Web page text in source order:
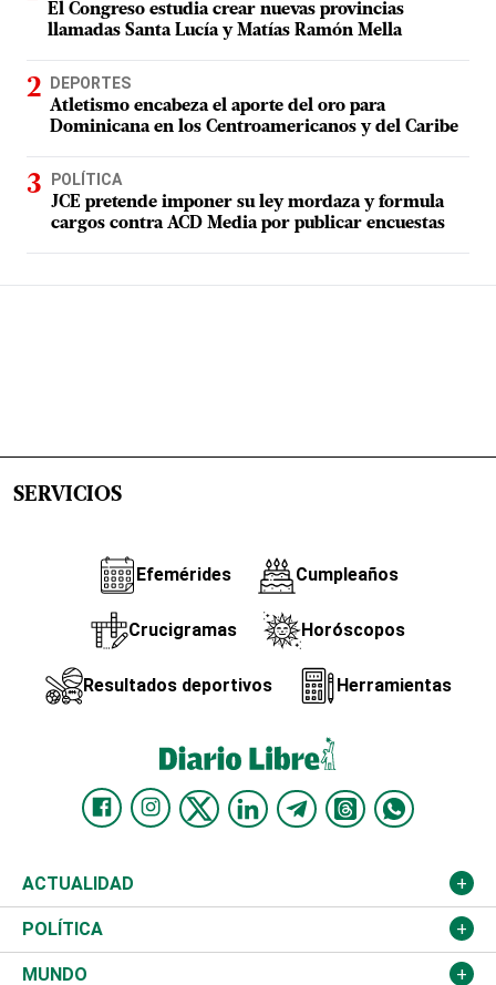
El Congreso estudia crear nuevas provincias
llamadas Santa Lucía y Matías Ramón Mella
DEPORTES
Atletismo encabeza el aporte del oro para
Dominicana en los Centroamericanos y del Caribe
POLÍTICA
JCE pretende imponer su ley mordaza y formula
cargos contra ACD Media por publicar encuestas
SERVICIOS
Efemérides Cumpleaños
Crucigramas Horóscopos
Resultados deportivos Herramientas
ACTUALIDAD
Nacional
Ciudad
POLÍTICA
Partidos
MUNDO